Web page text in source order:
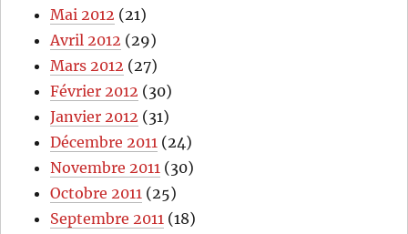
Mai 2012 (21)
Avril 2012 (29)
Mars 2012 (27)
Février 2012 (30)
Janvier 2012 (31)
Décembre 2011 (24)
Novembre 2011 (30)
Octobre 2011 (25)
Septembre 2011 (18)